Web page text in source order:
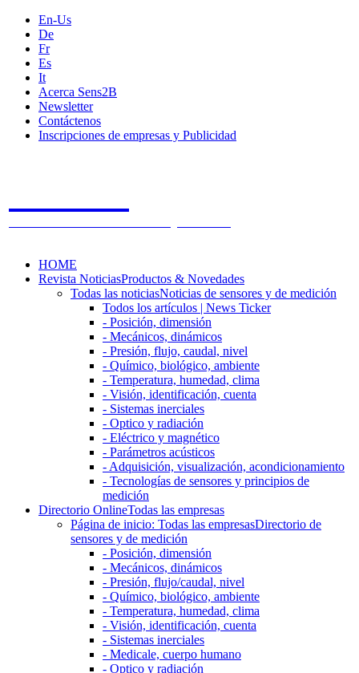
En-Us
De
Fr
Es
It
Acerca Sens2B
Newsletter
Contáctenos
Inscripciones de empresas y Publicidad
HOME
Revista NoticiasProductos & Novedades
Todas las noticiasNoticias de sensores y de medición
Todos los artículos | News Ticker
- Posición, dimensión
- Mecánicos, dinámicos
- Presión, flujo, caudal, nivel
- Químico, biológico, ambiente
- Temperatura, humedad, clima
- Visión, identificación, cuenta
- Sistemas inerciales
- Optico y radiación
- Eléctrico y magnético
- Parámetros acústicos
- Adquisición, visualización, acondicionamiento
- Tecnologías de sensores y principios de
medición
Directorio OnlineTodas las empresas
Página de inicio: Todas las empresasDirectorio de
sensores y de medición
- Posición, dimensión
- Mecánicos, dinámicos
- Presión, flujo/caudal, nivel
- Químico, biológico, ambiente
- Temperatura, humedad, clima
- Visión, identificación, cuenta
- Sistemas inerciales
- Medicale, cuerpo humano
- Optico y radiación